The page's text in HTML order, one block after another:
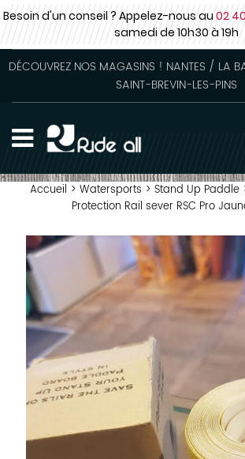
Besoin d'un conseil ? Appelez-nous au02
samedide 10h30 à 19h
DÉCOUVREZ NOS MAGASINS ! NANTES / LA
SAINT-BREVIN-LES-PINS
Accueil > Watersports > Stand Up Paddle
Protection Rail sever RSC Pro